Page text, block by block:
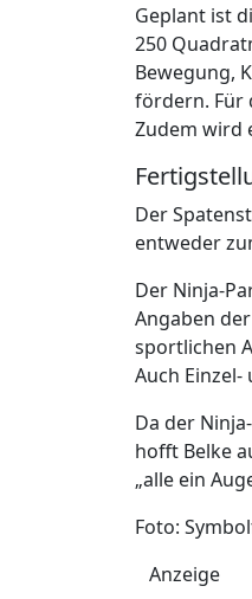
Geplant ist
250
Bewegung,
fördern. Für
Zudem wird
Der
entweder
Der Ninja-
Angaben
sportlichen
Auch
Da der
hofft Belke
„alle ein
Foto:
Anzeige